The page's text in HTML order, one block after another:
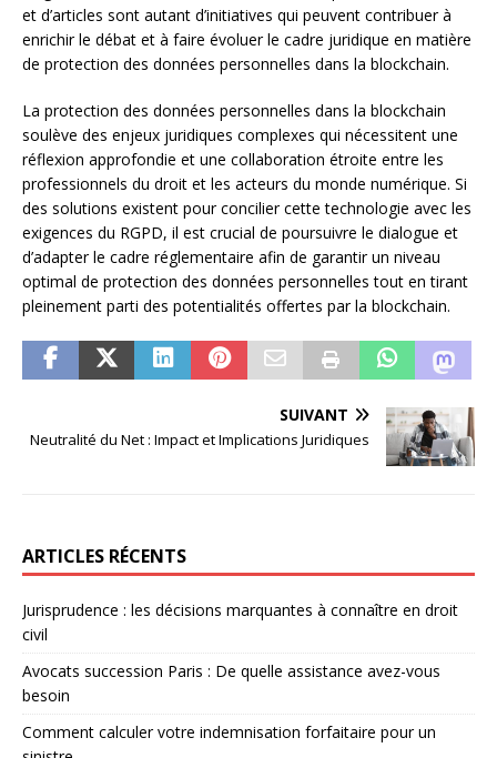
et d’articles sont autant d’initiatives qui peuvent contribuer à
enrichir le débat et à faire évoluer le cadre juridique en matière
de protection des données personnelles dans la blockchain.
La protection des données personnelles dans la blockchain
soulève des enjeux juridiques complexes qui nécessitent une
réflexion approfondie et une collaboration étroite entre les
professionnels du droit et les acteurs du monde numérique. Si
des solutions existent pour concilier cette technologie avec les
exigences du RGPD, il est crucial de poursuivre le dialogue et
d’adapter le cadre réglementaire afin de garantir un niveau
optimal de protection des données personnelles tout en tirant
pleinement parti des potentialités offertes par la blockchain.
SUIVANT
Neutralité du Net : Impact et Implications Juridiques
ARTICLES RÉCENTS
Jurisprudence : les décisions marquantes à connaître en droit
civil
Avocats succession Paris : De quelle assistance avez-vous
besoin
Comment calculer votre indemnisation forfaitaire pour un